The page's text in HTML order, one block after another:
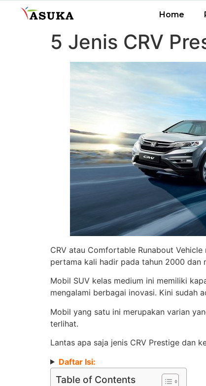
Home
5 Jenis CRV
CRV atau Comfortable Runabout
pertama kali hadir pada tahun 2000 dan
Mobil SUV kelas medium ini memiliki
mengalami berbagai inovasi. Kini sudah
Mobil yang satu ini merupakan varian
terlihat.
Lantas apa saja jenis CRV Prestige dan
Daftar Isi:
Table of Contents